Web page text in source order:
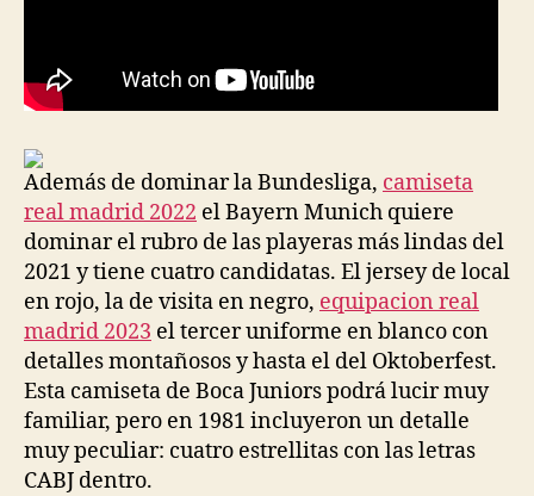
Además de dominar la Bundesliga, camiseta
real madrid 2022 el Bayern Munich quiere
dominar el rubro de las playeras más lindas del
2021 y tiene cuatro candidatas. El jersey de local
en rojo, la de visita en negro, equipacion real
madrid 2023 el tercer uniforme en blanco con
detalles montañosos y hasta el del Oktoberfest.
Esta camiseta de Boca Juniors podrá lucir muy
familiar, pero en 1981 incluyeron un detalle
muy peculiar: cuatro estrellitas con las letras
CABJ dentro.